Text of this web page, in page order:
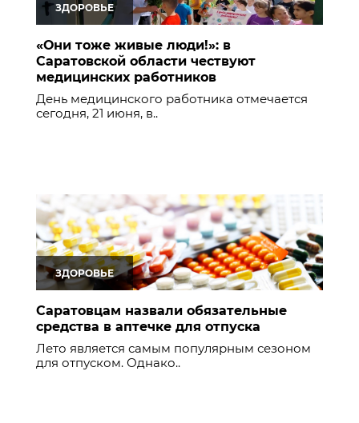
ЗДОРОВЬЕ
«Они тоже живые люди!»: в
Саратовской области чествуют
медицинских работников
День медицинского работника отмечается
сегодня, 21 июня, в..
ЗДОРОВЬЕ
Саратовцам назвали обязательные
средства в аптечке для отпуска
Лето является самым популярным сезоном
для отпуском. Однако..